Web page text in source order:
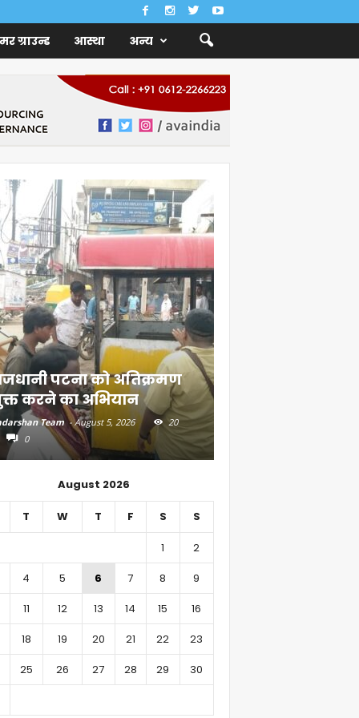
ग्राउन्ड आस्था अन्य
पटना को अतिक्रमण
करने का अभियान
Team - August 5, 2026
20
0
August 2026
T W T F S S
1
2
4 5 6 7 8
9
11 12 13 14 15
16
18 19 20 21 22
23
25 26 27 28 29
30